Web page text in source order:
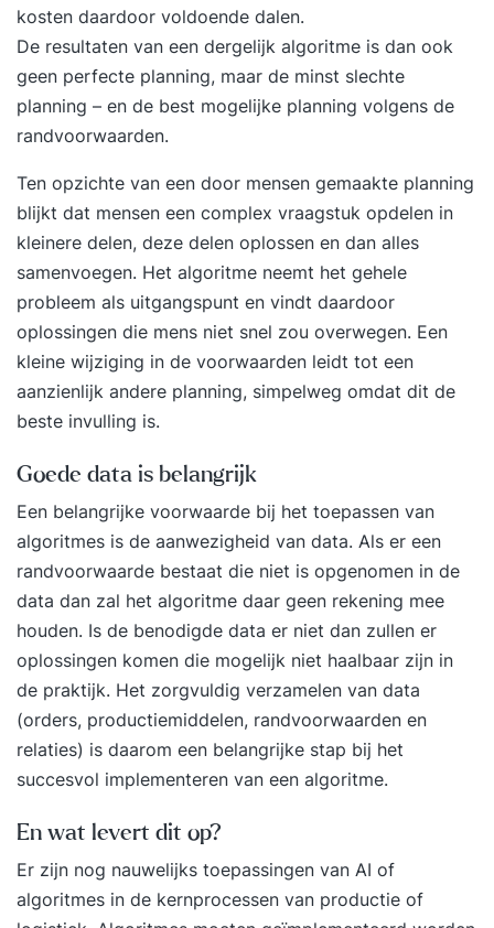
kosten daardoor voldoende dalen.
De resultaten van een dergelijk algoritme is dan ook
geen perfecte planning, maar de minst slechte
planning – en de best mogelijke planning volgens de
randvoorwaarden.
Ten opzichte van een door mensen gemaakte planning
blijkt dat mensen een complex vraagstuk opdelen in
kleinere delen, deze delen oplossen en dan alles
samenvoegen. Het algoritme neemt het gehele
probleem als uitgangspunt en vindt daardoor
oplossingen die mens niet snel zou overwegen. Een
kleine wijziging in de voorwaarden leidt tot een
aanzienlijk andere planning, simpelweg omdat dit de
beste invulling is.
Goede data is belangrijk
Een belangrijke voorwaarde bij het toepassen van
algoritmes is de aanwezigheid van data. Als er een
randvoorwaarde bestaat die niet is opgenomen in de
data dan zal het algoritme daar geen rekening mee
houden. Is de benodigde data er niet dan zullen er
oplossingen komen die mogelijk niet haalbaar zijn in
de praktijk. Het zorgvuldig verzamelen van data
(orders, productiemiddelen, randvoorwaarden en
relaties) is daarom een belangrijke stap bij het
succesvol implementeren van een algoritme.
En wat levert dit op?
Er zijn nog nauwelijks toepassingen van AI of
algoritmes in de kernprocessen van productie of